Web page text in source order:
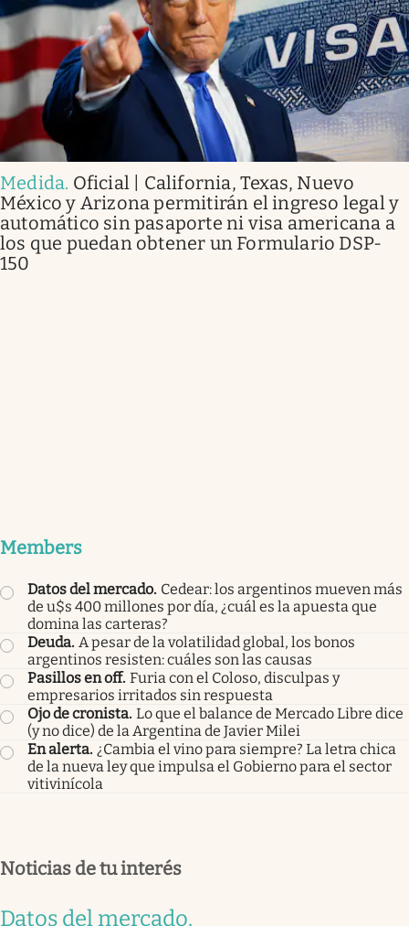
Medida. Oficial | California, Texas, Nuevo
México y Arizona permitirán el ingreso legal y
automático sin pasaporte ni visa americana a
los que puedan obtener un Formulario DSP-
150
Members
Datos del mercado. Cedear: los argentinos mueven más
de u$s 400 millones por día, ¿cuál es la apuesta que
domina las carteras?
Deuda. A pesar de la volatilidad global, los bonos
argentinos resisten: cuáles son las causas
Pasillos en off. Furia con el Coloso, disculpas y
empresarios irritados sin respuesta
Ojo de cronista. Lo que el balance de Mercado Libre dice
(y no dice) de la Argentina de Javier Milei
En alerta. ¿Cambia el vino para siempre? La letra chica
de la nueva ley que impulsa el Gobierno para el sector
vitivinícola
Noticias de tu interés
Datos del mercado.